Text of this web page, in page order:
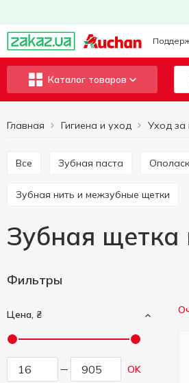
Каталог товаров
Главная Гигиена и уход Уход за
Все Зубная паста
Зубная нить и межзубные щетки
Зубная щетка
Фильтры
Цена, ₴
OK